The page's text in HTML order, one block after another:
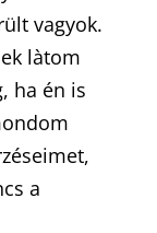
vagyok.
làtom
ha én is
a